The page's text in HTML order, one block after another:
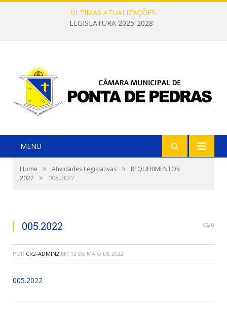
ÚLTIMAS ATUALIZAÇÕES:
LEGISLATURA 2025-2028
MENU
Home » Atividades Legislativas »
REQUERIMENTOS
2022 » 005.2022
005.2022 0
POR CR2-ADMIN2 EM 12 DE MAIO DE 2022
005.2022